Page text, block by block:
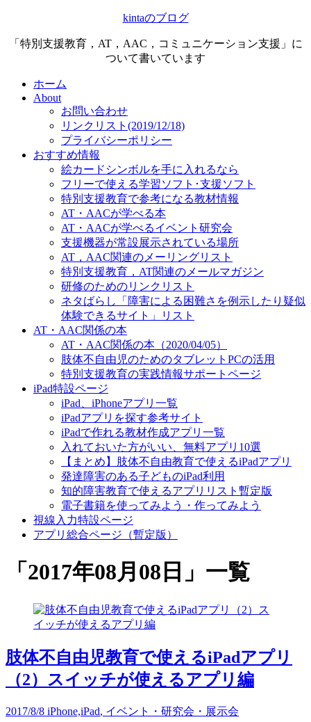
kintaのブログ
「特別支援教育，AT，AAC，コミュニケーション支援」に
ついて書いています
ホーム
About
お問い合わせ
リンクリスト(2019/12/18)
プライバシーポリシー
おすすめ情報
絵カードシンボルを手に入れるなら
フリーで使える学習ソフト･支援ソフト
特別支援教育で参考になる教材情報
AT・AACが学べる本
AT・AACが学べるイベント研究会
支援機器が常設展示されている場所
AT，AAC関連のメーリングリスト
特別支援教育，AT関連のメールマガジン
研修のためのリンクリスト
ネタばらし「障害による困難さを例示したり疑似
体験できるサイト」リスト
AT・AAC関係の本
AT・AAC関係の本（2020/04/05）
肢体不自由児のためのタブレットPCの活用
特別支援教育の実践情報サポートページ
iPad特設ページ
iPad、iPhoneアプリ一覧
iPadアプリを探す参考サイト
iPadで作れる教材作成アプリ一覧
入れておいた方がいい、無料アプリ10選
【まとめ】肢体不自由教育で使えるiPadアプリ
発達障害のある子どものiPad利用
知的障害教育で使えるアプリリスト暫定版
電子書籍を使ってみよう・作ってみよう
視線入力特設ページ
アプリ総合ページ（暫定版）
「 2017年08月08日 」 一覧
肢体不自由児教育で使えるiPadアプリ
（2）スイッチが使えるアプリ編
2017/8/8 iPhone,iPad, イベント・研究会・展示会